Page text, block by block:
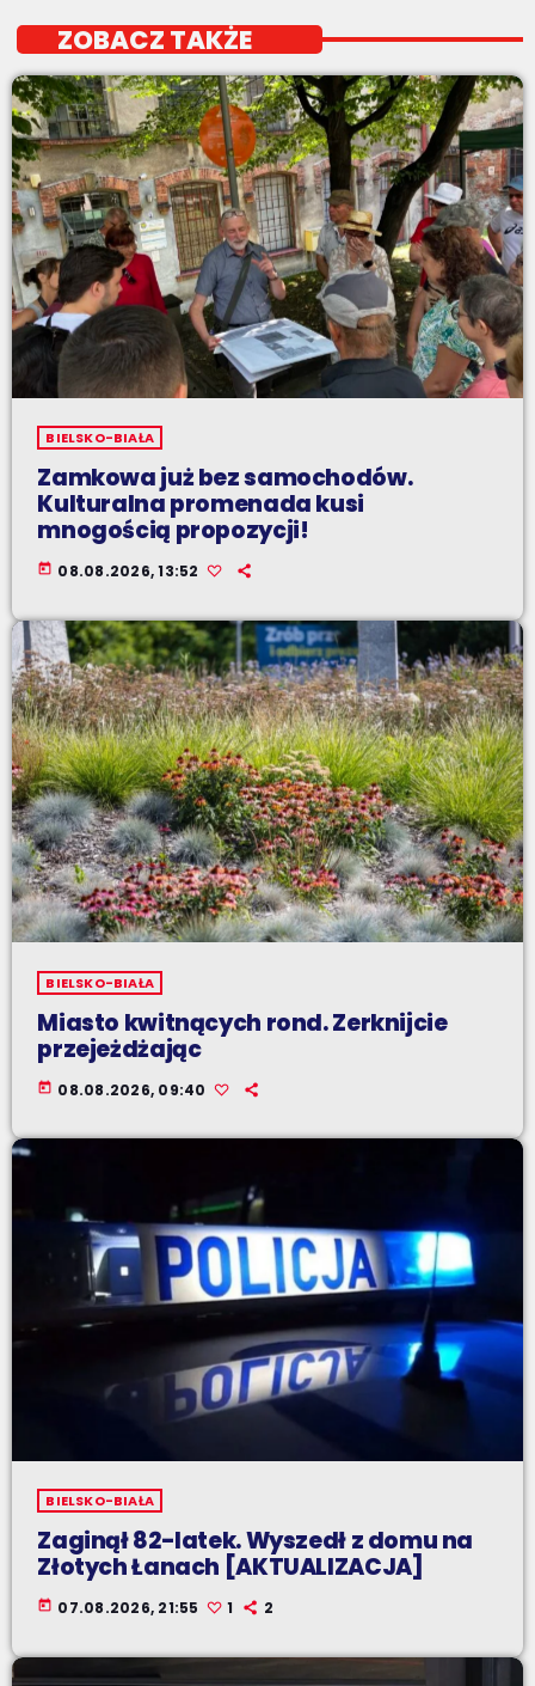
ZOBACZ TAKŻE
BIELSKO-BIAŁA
Zamkowa już bez samochodów.
Kulturalna promenada kusi
mnogością propozycji!
today 08.08.2026, 13:52
BIELSKO-BIAŁA
Miasto kwitnących rond. Zerknijcie
przejeżdżając
today 08.08.2026, 09:40
BIELSKO-BIAŁA
Zaginął 82-latek. Wyszedł z domu na
Złotych Łanach [AKTUALIZACJA]
today 07.08.2026, 21:55 1 2